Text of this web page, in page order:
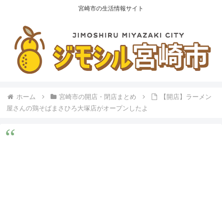
宮崎市の生活情報サイト
ホーム 宮崎市の開店・閉店まとめ
【開店】ラーメン
屋さんの鶏そばまさひろ大塚店がオープンしたよ